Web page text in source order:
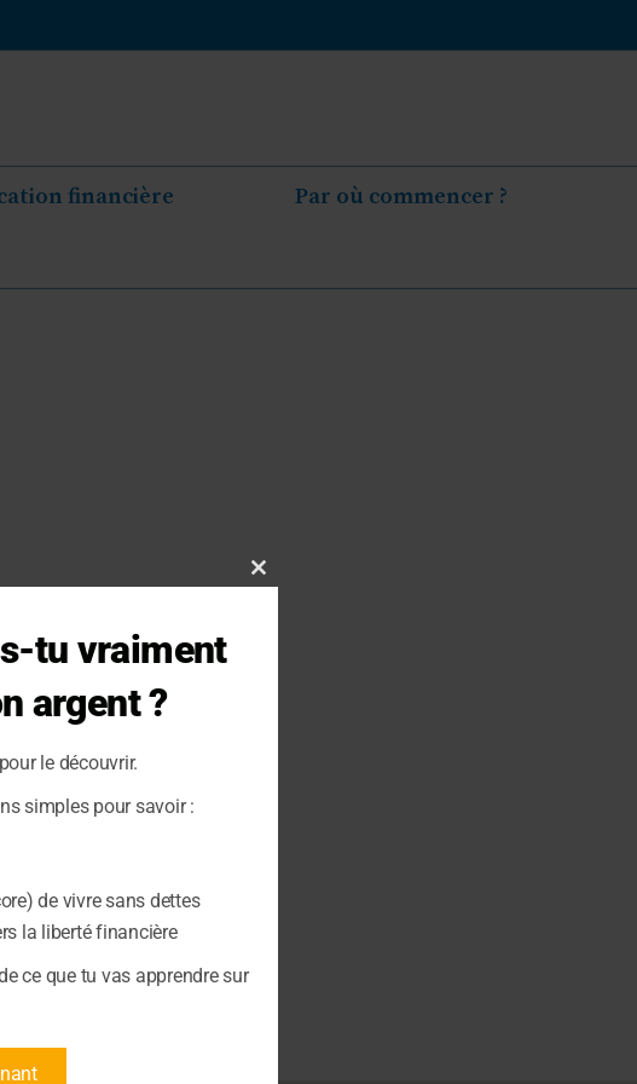
financière Par où commencer ?
Close
tu vraiment
argent ?
le découvrir.
simples pour savoir :
de vivre sans dettes
la liberté financière
ce que tu vas apprendre sur